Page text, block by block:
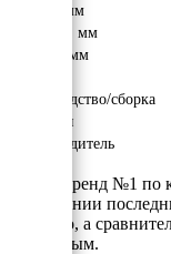
Длина, мм
Ширина, мм
Высота, мм
Производство/сборка
Гарантия
Производитель
Huter - бренд №1 по
протяжении
качество, а
доступным.